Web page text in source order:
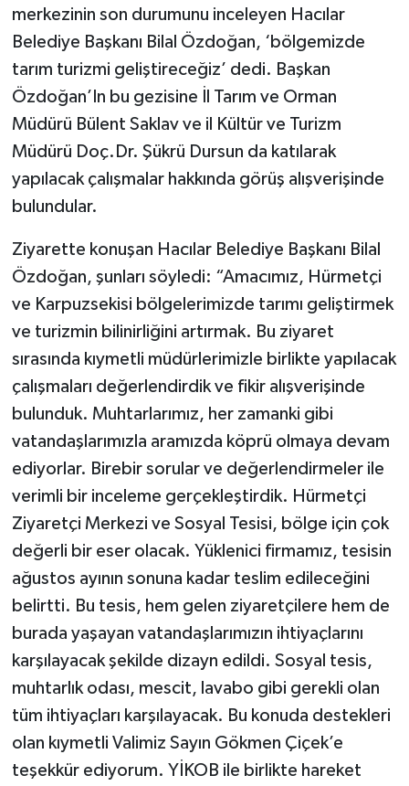
merkezinin son durumunu inceleyen Hacılar
Belediye Başkanı Bilal Özdoğan, ‘bölgemizde
tarım turizmi geliştireceğiz’ dedi. Başkan
Özdoğan’In bu gezisine İl Tarım ve Orman
Müdürü Bülent Saklav ve il Kültür ve Turizm
Müdürü Doç.Dr. Şükrü Dursun da katılarak
yapılacak çalışmalar hakkında görüş alışverişinde
bulundular.
Ziyarette konuşan Hacılar Belediye Başkanı Bilal
Özdoğan, şunları söyledi: “Amacımız, Hürmetçi
ve Karpuzsekisi bölgelerimizde tarımı geliştirmek
ve turizmin bilinirliğini artırmak. Bu ziyaret
sırasında kıymetli müdürlerimizle birlikte yapılacak
çalışmaları değerlendirdik ve fikir alışverişinde
bulunduk. Muhtarlarımız, her zamanki gibi
vatandaşlarımızla aramızda köprü olmaya devam
ediyorlar. Birebir sorular ve değerlendirmeler ile
verimli bir inceleme gerçekleştirdik. Hürmetçi
Ziyaretçi Merkezi ve Sosyal Tesisi, bölge için çok
değerli bir eser olacak. Yüklenici firmamız, tesisin
ağustos ayının sonuna kadar teslim edileceğini
belirtti. Bu tesis, hem gelen ziyaretçilere hem de
burada yaşayan vatandaşlarımızın ihtiyaçlarını
karşılayacak şekilde dizayn edildi. Sosyal tesis,
muhtarlık odası, mescit, lavabo gibi gerekli olan
tüm ihtiyaçları karşılayacak. Bu konuda destekleri
olan kıymetli Valimiz Sayın Gökmen Çiçek’e
teşekkür ediyorum. YİKOB ile birlikte hareket